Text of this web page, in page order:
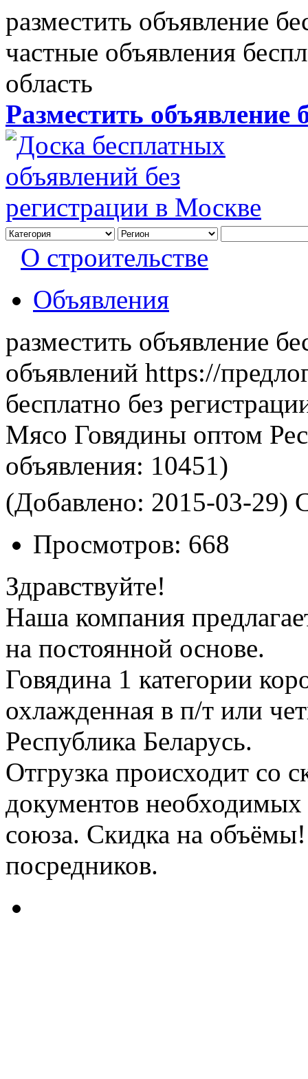
разместить объявление
частные объявления
область
Разместить объявление
О строительстве
Объявления
разместить объявление
объявлений https://
бесплатно без
Мясо Говядины оптом
объявления: 10451)
(Добавлено: 2015-03-29)
Просмотров: 668
Здравствуйте!
Наша компания
на постоянной основе.
Говядина 1 категории
охлажденная в п/т или
Республика Беларусь.
Отгрузка происходит со
документов
союза. Скидка на
посредников.